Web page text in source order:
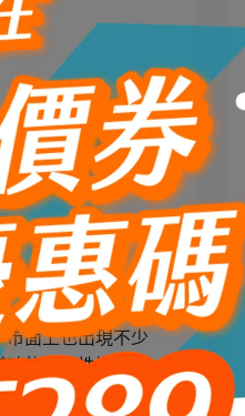
起生活，才能過接
化合物容易會對
市面上也出現不少
的適口性比起乾